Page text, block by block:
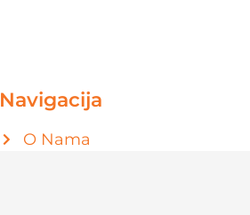
Navigacija
O Nama